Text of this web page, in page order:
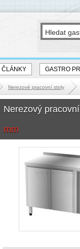
ČLÁNKY GASTRO
Nerezové pracovní stoly
Nerezový
mm